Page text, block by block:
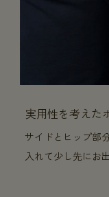
実用性を考えた
サイドとヒップ部
入れて少し先にお